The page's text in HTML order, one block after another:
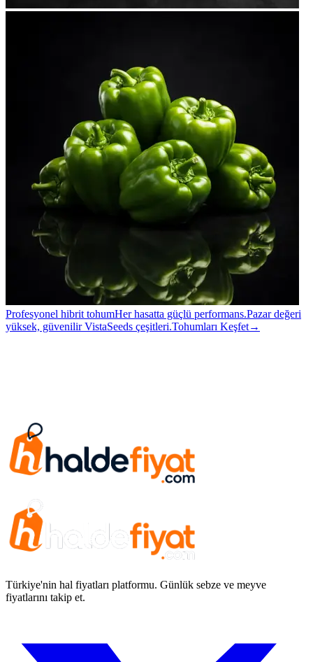
Profesyonel hibrit tohumHer hasatta güçlü performans.Pazar değeri
yüksek, güvenilir VistaSeeds çeşitleri.Tohumları Keşfet→
Türkiye'nin hal fiyatları platformu. Günlük sebze ve meyve
fiyatlarını takip et.